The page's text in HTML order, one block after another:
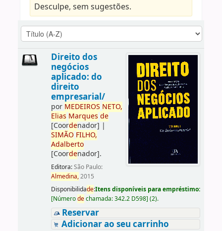
Desculpe, sem sugestões.
Direito dos
negócios
aplicado: do
direito
empresarial/
por MEDEIROS NETO,
Elias Marques de
[Coordenador] |
SIMÃO FILHO,
Adalberto
[Coordenador].
Editora:São Paulo:
Almedina,2015
Disponibilidade:Itens disponíveis para empréstimo:
[Númerodechamada:342.2 D598] (2).
Reservar
Adicionar ao seu carrinho